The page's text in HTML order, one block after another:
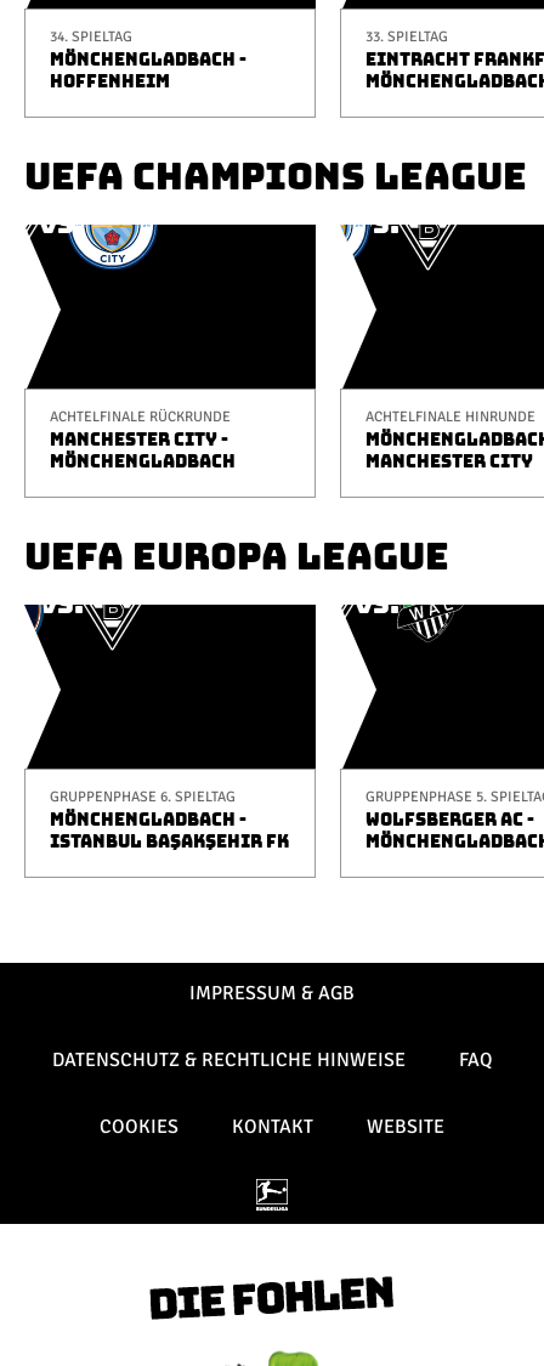
34. SPIELTAG
MÖNCHENGLADBACH -
HOFFENHEIM
33. SPIELTAG
EINTRACHT
UEFA CHAMPIONS LEAGUE
ACHTELFINALE RÜCKRUNDE
MANCHESTER CITY -
MÖNCHENGLADBACH
ACHTELFINALE HINRUNDE
MANCHESTER CITY
UEFA EUROPA LEAGUE
GRUPPENPHASE 6. SPIELTAG
MÖNCHENGLADBACH -
ISTANBUL BAŞAKŞEHIR FK
GRUPPENPHASE 5.
WOLFSBERGER AC -
IMPRESSUM & AGB
DATENSCHUTZ & RECHTLICHE HINWEISE FAQ
COOKIES KONTAKT WEBSITE